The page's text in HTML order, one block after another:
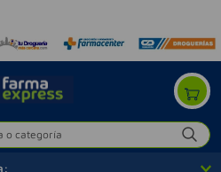
o categoría